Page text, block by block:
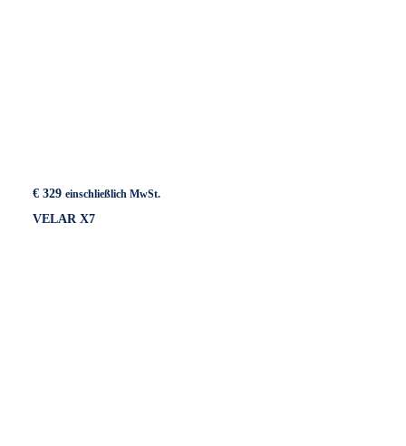
€ 329 einschließlich MwSt.
VELAR X7